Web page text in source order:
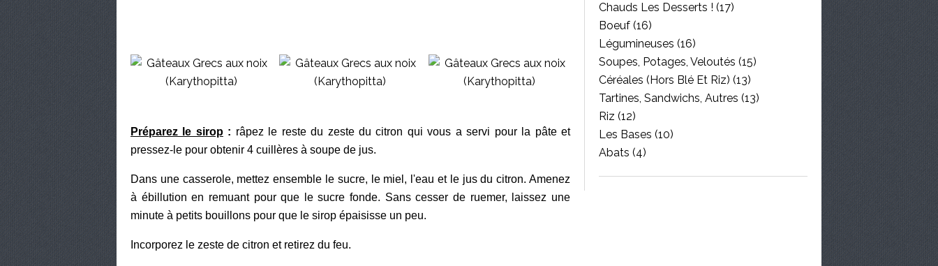
Préparez le sirop: râpez le reste du zeste du citron qui vous a servi pour la pâte et
pressez-le pour obtenir 4 cuillères à soupe de jus.
Dans une casserole, mettez ensemble le sucre, le miel, l'eau et le jus du citron. Amenez
à ébillution en remuant pour que le sucre fonde. Sans cesser de ruemer, laissez une
minute à petits bouillons pour que le sirop épaisisse un peu.
Incorporez le zeste de citron et retirez du feu.
Chauds Les Desserts ! (17)
Boeuf (16)
Légumineuses (16)
Soupes, Potages, Veloutés (15)
Céréales (hors Blé Et Riz) (13)
Tartines, Sandwichs, Autres (13)
Riz (12)
Les Bases (10)
Abats (4)